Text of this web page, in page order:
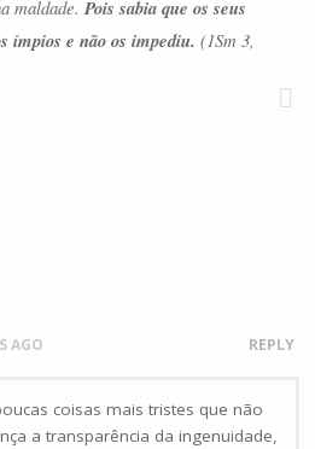
maldade.Pois sabia que os seus
ímpios e não os impediu. (1Sm 3,
AGO REPLY
coisas mais tristes que não
a transparência da ingenuidade,